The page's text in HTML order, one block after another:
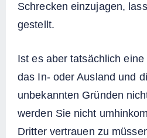
Schrecken einzujagen,
gestellt.
Ist es aber tatsächlich
das In- oder Ausland und
unbekannten Gründen
werden Sie nicht
Dritter vertrauen zu